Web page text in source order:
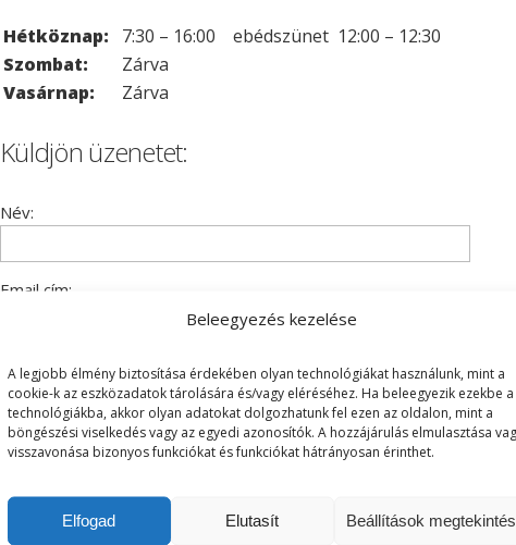
Beleegyezés kezelése
A legjobb élmény biztosítása érdekében olyan technológiákat használunk, mint a
cookie-k az eszközadatok tárolására és/vagy eléréséhez. Ha beleegyezik ezekbe a
technológiákba, akkor olyan adatokat dolgozhatunk fel ezen az oldalon, mint a
böngészési viselkedés vagy az egyedi azonosítók. A hozzájárulás elmulasztása
visszavonása bizonyos funkciókat és funkciókat hátrányosan érinthet.
Elfogad Elutasít Beállítások
Hétköznap:
7:30 – 16:00 ebédszünet 12:00 – 12:30
Szombat:
Zárva
Vasárnap:
Zárva
Küldjön üzenetet:
Név:
Email cím:
Telefonszám:
Kérjük értékelje, mennyire elégedett szolgáltatásainkkal: